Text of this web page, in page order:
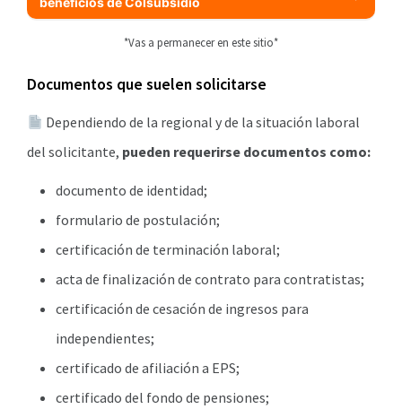
*Vas a permanecer en este sitio*
Documentos que suelen solicitarse
Dependiendo de la regional y de la situación laboral
del solicitante, pueden requerirse documentos como:
documento de identidad;
formulario de postulación;
certificación de terminación laboral;
acta de finalización de contrato para contratistas;
certificación de cesación de ingresos para
independientes;
certificado de afiliación a EPS;
certificado del fondo de pensiones;